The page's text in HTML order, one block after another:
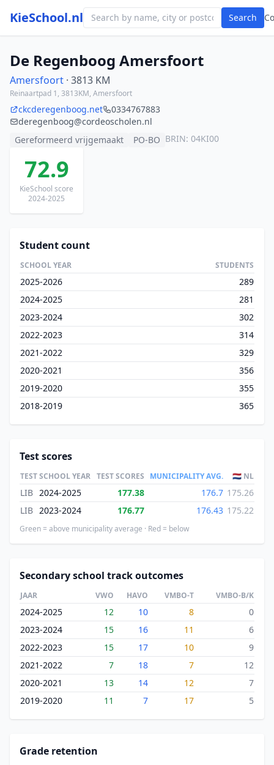
KieSchool.nl Search
De Regenboog Amersfoort
Amersfoort · 3813 KM
Reinaartpad 1, 3813KM, Amersfoort
ckcderegenboog.net
0334767883
deregenboog@cordeoscholen.nl
Gereformeerd vrijgemaakt
PO-BO BRIN: 04KI00
72.9
KieSchool score
2024-2025
Student count
SCHOOL YEAR STUDENTS
2025-2026
289
2024-2025
281
2023-2024
302
2022-2023
314
2021-2022
329
2020-2021
356
2019-2020
355
2018-2019
365
Test scores
TESTSCHOOL YEAR TEST SCORES MUNICIPALITY AVG. 🇳🇱 NL
LIB 2024-2025 177.38 176.7 175.26
LIB 2023-2024 176.77 176.43 175.22
Green = above municipality average · Red = below
Secondary school track outcomes
JAAR VWO HAVO VMBO-T VMBO-B/K
2024-2025 12 10 8
0
2023-2024
15 16 11
6
2022-2023
15 17 10
9
2021-2022
7 18 7
12
2020-2021
13 14 12
7
2019-2020
11 7 17 5
Grade retention